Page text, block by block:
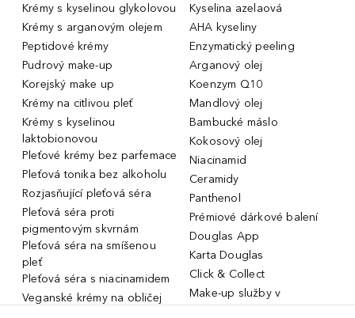
Krémy s kyselinou glykolovou
Krémy s arganovým olejem
Peptidové krémy
Pudrový make-up
Korejský make up
Krémy na citlivou pleť
Krémy s kyselinou
laktobionovou
Pleťové krémy bez parfemace
Pleťová tonika bez alkoholu
Rozjasňující pleťová séra
Pleťová séra proti
pigmentovým skvrnám
Pleťová séra na smíšenou
pleť
Pleťová séra s niacinamidem
Veganské krémy na obličej
Kyselina azelaová
AHA kyseliny
Enzymatický peeling
Arganový olej
Koenzym Q10
Mandlový olej
Bambucké máslo
Kokosový olej
Niacinamid
Ceramidy
Panthenol
Prémiové dárkové balení
Douglas App
Karta Douglas
Click & Collect
Make-up služby v
parfumeriích Douglas